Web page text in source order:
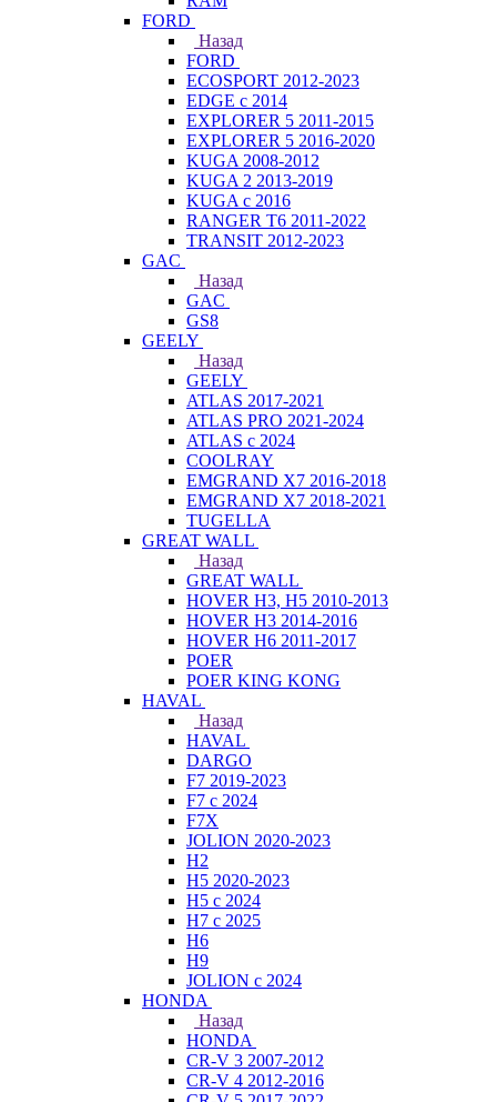
FORD
Назад
FORD
ECOSPORT 2012-2023
EDGE c 2014
EXPLORER 5 2011-2015
EXPLORER 5 2016-2020
KUGA 2008-2012
KUGA 2 2013-2019
KUGA с 2016
RANGER T6 2011-2022
TRANSIT 2012-2023
GAC
Назад
GAC
GS8
GEELY
Назад
GEELY
ATLAS 2017-2021
ATLAS PRO 2021-2024
ATLAS с 2024
COOLRAY
EMGRAND X7 2016-2018
EMGRAND X7 2018-2021
TUGELLA
GREAT WALL
Назад
GREAT WALL
HOVER H3, H5 2010-2013
HOVER H3 2014-2016
HOVER H6 2011-2017
POER
POER KING KONG
HAVAL
Назад
HAVAL
DARGO
F7 2019-2023
F7 с 2024
F7X
JOLION 2020-2023
H2
H5 2020-2023
H5 с 2024
H7 с 2025
H6
H9
JOLION с 2024
HONDA
Назад
HONDA
CR-V 3 2007-2012
CR-V 4 2012-2016